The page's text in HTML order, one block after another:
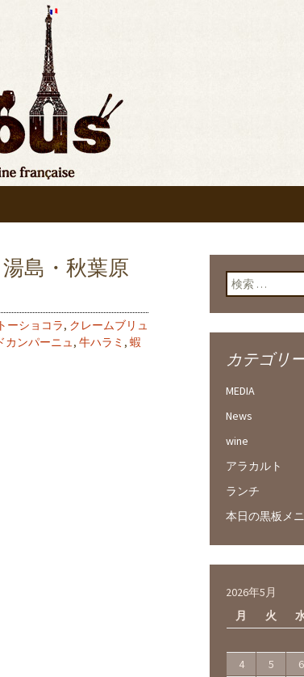
ストロヌー
新情報をお知らせします。フレ
ィア情報などさまざまなお知ら
島・秋葉原
ーショコラ, クレームブリュ
カンパーニュ, 牛ハラミ , 蝦
検索:
カテゴリ
MEDIA
News
wine
アラカルト
ランチ
本日の黒板メ
2026年5月
月
火
4
5 6